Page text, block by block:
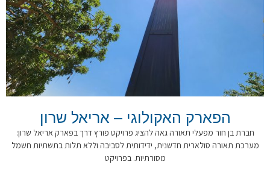
הפארק האקולוגי – אריאל שרון
חברת בן חור מפעלי תאורה גאה להציג פרויקט פורץ דרך בפארק אריאל שרון:
מערכת תאורה סולארית חדשנית, ידידותית לסביבה וללא תלות בתשתיות חשמל
מסורתיות. בפרויקט